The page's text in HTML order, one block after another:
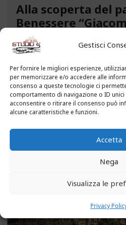
Gestisci
Per fornire le migliori esperienze,
per memorizzare e/o accedere alle
consenso a queste tecnologie ci
comportamento di navigazione o ID
acconsentire o ritirare il consenso può
alcune caratteristiche e funzioni.
Accetta
Nega
Visualizza le
Privacy
Alla scoperta del
Benessere
Novaro” a
A pochi passi dal mare, un
paradiso affascina i
Parco del Benessere
Costarainera nella Riviera
parco degli ex ospedali